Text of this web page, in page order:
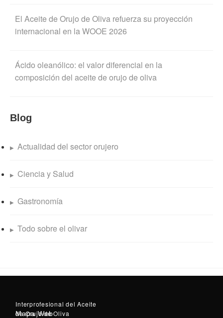
El Aceite de Orujo de Oliva refuerza su proyección
internacional en la WOOE 2026
Ácido oleanólico: el valor diferencial en la
composición del aceite de orujo de oliva
Blog
Actualidad del sector orujero
Ciencia y Salud
Gastronomía
Todo sobre el olivar
Interprofesional del Aceite
de Orujo de Oliva
Mapa Web